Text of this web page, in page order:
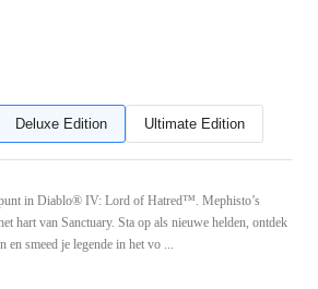
Deluxe Edition Ultimate Edition
in Diablo® IV: Lord of Hatred™. Mephisto’s
hart van Sanctuary. Sta op als nieuwe helden, ontdek
en smeed je legende in het vo ...